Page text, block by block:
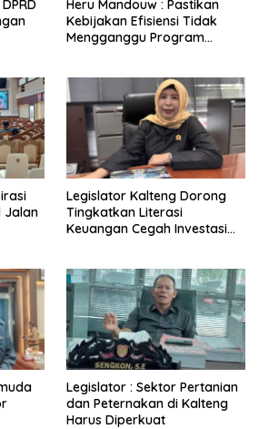
Heru Mandouw : Pastikan
Kebijakan Efisiensi Tidak
Mengganggu Program
Jalan
Legislator Kalteng Dorong
Tingkatkan Literasi
Keuangan Cegah Investasi
Legislator : Sektor Pertanian
dan Peternakan di Kalteng
Harus Diperkuat